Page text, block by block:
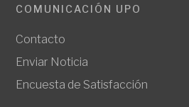
COMUNICACIÓN UPO
Contacto
Enviar Noticia
Encuesta de Satisfacción